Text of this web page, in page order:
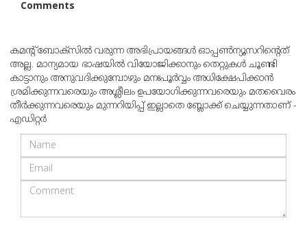
Comments
കമന്റ് ബോക്‌സില്‍ വരുന്ന അഭിപ്രായങ്ങള്‍ ഓപ്പൺന്യൂസറിന്റെത്
അല്ല. മാന്യമായ ഭാഷയില്‍ വിയോജിക്കാനും തെറ്റുകള്‍ ചൂണ്ടി
കാട്ടാനും അനുവദിക്കുമ്പോഴും മനഃപൂര്‍വ്വം അധിക്ഷേപിക്കാന്‍
ശ്രമിക്കുന്നവരെയും അശ്ലീലം ഉപയോഗിക്കുന്നവരെയും മതവൈരം
തീര്‍ക്കുന്നവരെയും മുന്നറിയിപ്പ് ഇല്ലാതെ ബ്ലോക്ക് ചെയ്യുന്നതാണ് -
എഡിറ്റര്‍